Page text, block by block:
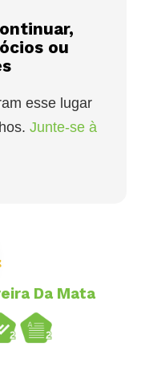
ou
esse lugar
Junte-se à
Da Mata